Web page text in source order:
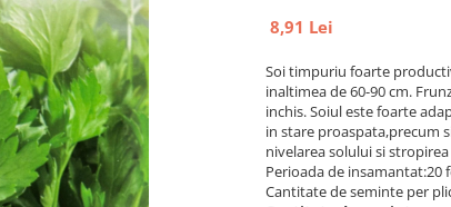
8,91 Lei
Soi timpuriu foarte
inaltimea de 60-90 cm.
inchis. Soiul este foarte
in stare proaspata,precum
nivelarea solului si
Perioada de insamantat:20
Cantitate de seminte per